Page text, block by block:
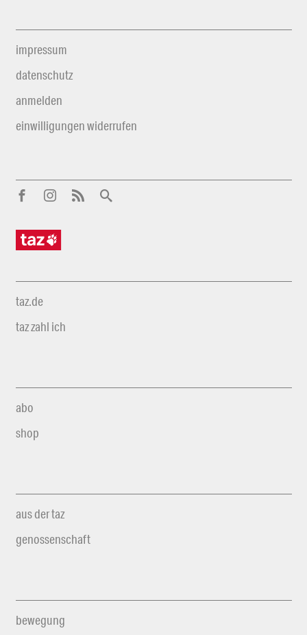
impressum
datenschutz
anmelden
einwilligungen widerrufen
taz.de
taz zahl ich
abo
shop
aus der taz
genossenschaft
bewegung